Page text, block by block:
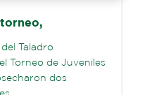
Taladro
Torneo de Juveniles
dos